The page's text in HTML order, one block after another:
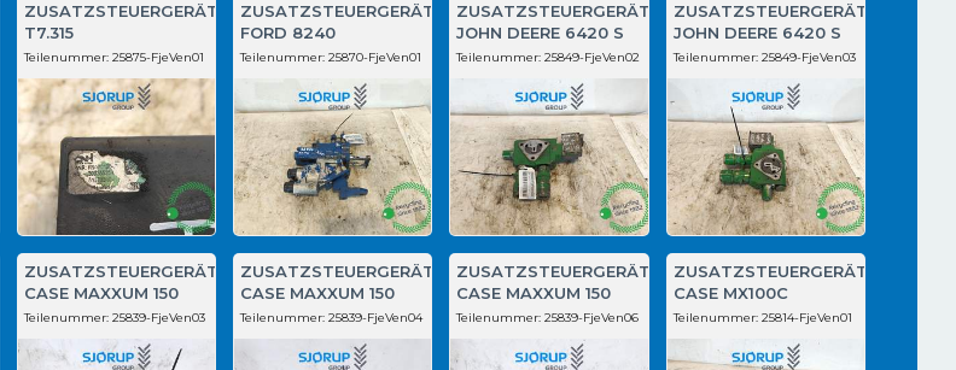
ZUSATZSTEUERGERÄT
T7.315
Teilenummer: 25875-FjeVen01
ZUSATZSTEUERGERÄT
FORD 8240
Teilenummer: 25870-FjeVen01
ZUSATZSTEUERGERÄT
JOHN DEERE 6420 S
Teilenummer: 25849-FjeVen02
ZUSATZSTEUERGERÄT
JOHN DEERE 6420 S
Teilenummer: 25849-FjeVen03
ZUSATZSTEUERGERÄT
CASE MAXXUM 150
Teilenummer: 25839-FjeVen03
ZUSATZSTEUERGERÄT
CASE MAXXUM 150
Teilenummer: 25839-FjeVen04
ZUSATZSTEUERGERÄT
CASE MAXXUM 150
Teilenummer: 25839-FjeVen06
ZUSATZSTEUERGERÄT
CASE MX100C
Teilenummer: 25814-FjeVen01